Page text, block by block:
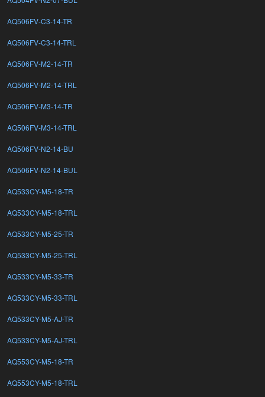
AQ506FV-C3-14-TR
AQ506FV-C3-14-TRL
AQ506FV-M2-14-TR
AQ506FV-M2-14-TRL
AQ506FV-M3-14-TR
AQ506FV-M3-14-TRL
AQ506FV-N2-14-BU
AQ506FV-N2-14-BUL
AQ533CY-M5-18-TR
AQ533CY-M5-18-TRL
AQ533CY-M5-25-TR
AQ533CY-M5-25-TRL
AQ533CY-M5-33-TR
AQ533CY-M5-33-TRL
AQ533CY-M5-AJ-TR
AQ533CY-M5-AJ-TRL
AQ553CY-M5-18-TR
AQ553CY-M5-18-TRL